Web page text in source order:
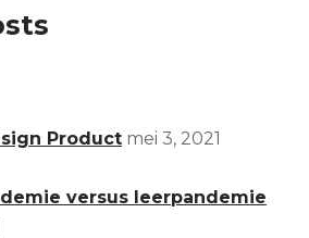
Product mei 3, 2021
versus leerpandemie